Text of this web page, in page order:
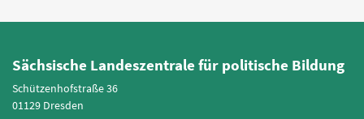
Sächsische Landeszentrale für politische Bildung
Schützenhofstraße 36
01129 Dresden